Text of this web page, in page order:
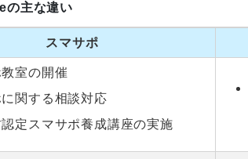
主な違い
スマサポ
室の開催
関する相談対応
定スマサポ養成講座の実施